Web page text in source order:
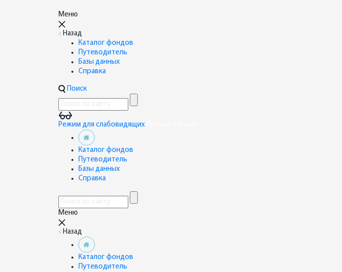
Меню
Назад
Каталог фондов
Путеводитель
Базы данных
Справка
Поиск
Режим для слабовидящих
Каталог фондов
Путеводитель
Базы данных
Справка
Меню
Назад
Каталог фондов
Путеводитель